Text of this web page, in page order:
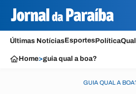
Últimas NotíciasEsportesPolítica
Home>guia qual a boa?
GUIA QUAL A